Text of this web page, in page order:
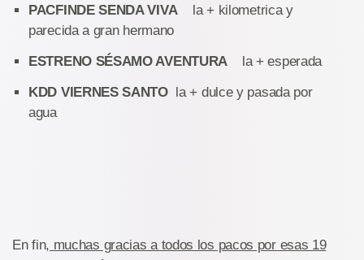
PACFINDE SENDA VIVAla + kilometrica y
parecida a gran hermano
ESTRENO SÉSAMO AVENTURA la + esperada
KDD VIERNES SANTO la + dulce y pasada por
agua
En fin, muchas gracias a todos los pacos por esas 19